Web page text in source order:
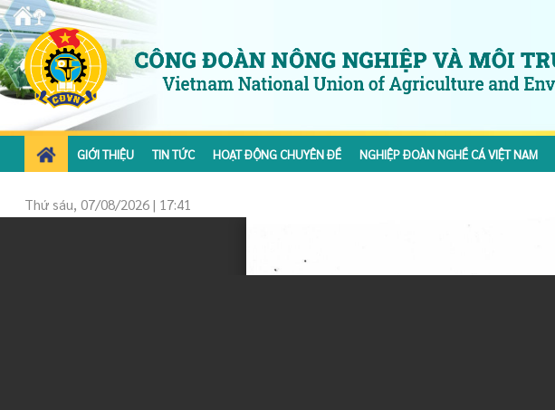
GIỚI THIỆU TIN TỨC HOẠT ĐỘNG CHUYÊN ĐỀ NGHIỆP ĐOÀN NGHỀ CÁ VIỆT NAM
Thứ sáu, 07/08/2026 | 17:41